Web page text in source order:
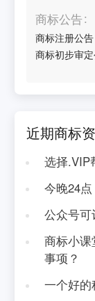
商标公告
商标注册公告
商标初步审
近期商标
选择.VIP
今晚24点
公众号
商标小
事项？
一个好的